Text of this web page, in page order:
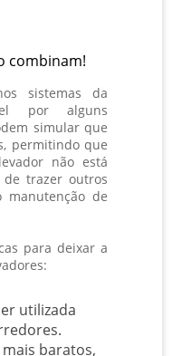
combinam!
sistemas da
por alguns
simular que
permitindo que
não está
trazer outros
manutenção de
para deixar a
utilizada
baratos,